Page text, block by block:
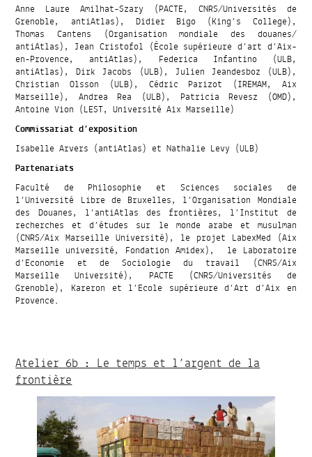
Anne Laure Amilhat-Szary (PACTE, CNRS/Universités de
Grenoble, antiAtlas), Didier Bigo (King’s College),
Thomas Cantens (Organisation mondiale des douanes/
antiAtlas), Jean Cristofol (École supérieure d’art d’Aix-
en-Provence, antiAtlas), Federica Infantino (ULB,
antiAtlas), Dirk Jacobs (ULB), Julien Jeandesboz (ULB),
Christian Olsson (ULB), Cédric Parizot (IREMAM, Aix
Marseille), Andrea Rea (ULB), Patricia Revesz (OMD),
Antoine Vion (LEST, Université Aix Marseille)
Commissariat d’exposition
Isabelle Arvers (antiAtlas) et Nathalie Levy (ULB)
Partenariats
Faculté de Philosophie et Sciences sociales de
l’Université Libre de Bruxelles, l’Organisation Mondiale
des Douanes, l’antiAtlas des frontières, l’Institut de
recherches et d’études sur le monde arabe et musulman
(CNRS/Aix Marseille Université), le projet LabexMed (Aix
Marseille université, Fondation Amidex), le Laboratoire
d’Economie et de Sociologie du travail (CNRS/Aix
Marseille Université), PACTE (CNRS/Universités de
Grenoble), Kareron et l’Ecole supérieure d’Art d’Aix en
Provence.
Atelier 6b : Le temps et l’argent de la
frontière